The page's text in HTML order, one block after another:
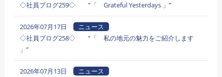
◇社員ブログ259◇ ”「 Grateful Yesterdays 」”
2026年07月17日
ニュース
◇社員ブログ258◇ ”「 私の地元の魅力をご紹介します
」”
2026年07月13日
ニュース